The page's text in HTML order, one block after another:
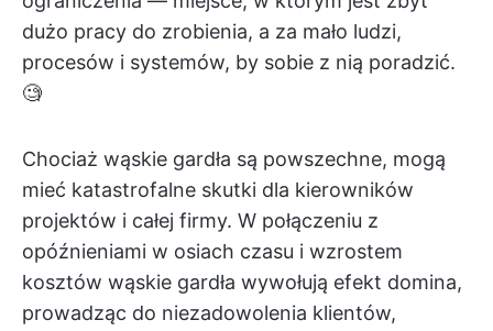
dużo pracy do zrobienia, a za mało ludzi,
procesów i systemów, by sobie z nią poradzić.
🧐
Chociaż wąskie gardła są powszechne, mogą
mieć katastrofalne skutki dla kierowników
projektów i całej firmy. W połączeniu z
opóźnieniami w osiach czasu i wzrostem
kosztów wąskie gardła wywołują efekt domina,
prowadząc do niezadowolenia klientów,